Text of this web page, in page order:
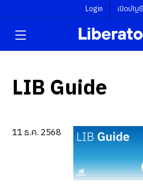
Login เปิดบัญชี
LIB Guide
11 ธ.ค. 2568